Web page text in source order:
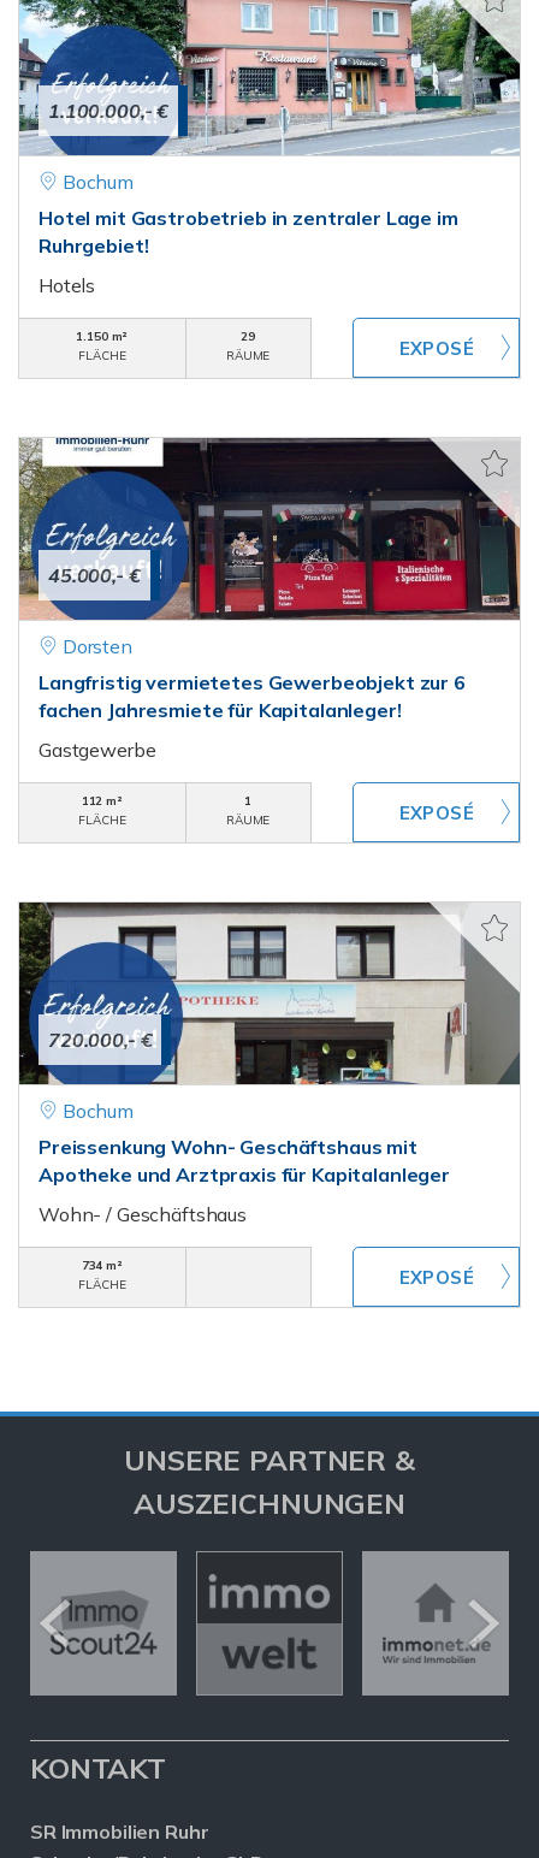
1.100.000,- €
Bochum
Hotel mit Gastrobetrieb in zentraler Lage im
Ruhrgebiet!
Hotels
1.150 m²
FLÄCHE
29
RÄUME
45.000,- €
Dorsten
Langfristig vermietetes Gewerbeobjekt zur 6
fachen Jahresmiete für Kapitalanleger!
Gastgewerbe
112 m²
FLÄCHE
1
RÄUME
720.000,- €
Bochum
Preissenkung Wohn- Geschäftshaus mit
Apotheke und Arztpraxis für Kapitalanleger
Wohn- / Geschäftshaus
734 m²
FLÄCHE
UNSERE PARTNER &
AUSZEICHNUNGEN
KONTAKT
SR Immobilien Ruhr